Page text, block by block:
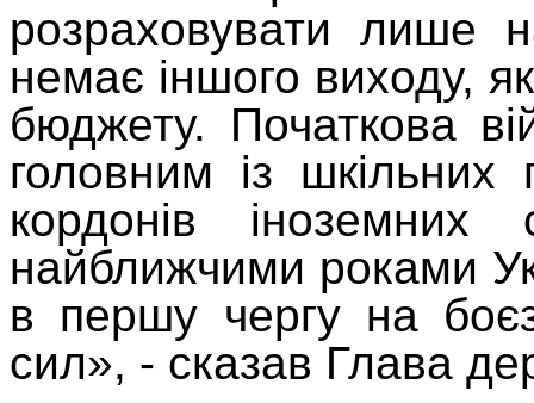
розраховувати лише
немає іншого виходу, як
бюджету. Початкова
головним із
кордонів
найближчими роками
в першу чергу на
сил», - сказав Глава